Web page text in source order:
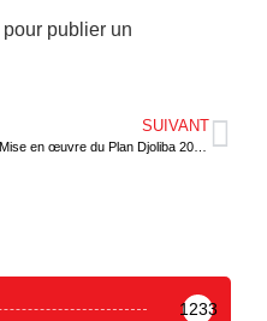
pour publier un
SUIVANT
Mise en œuvre du Plan Djoliba 2021-2025: La BOAD atteint 87 % de son objectif
1233